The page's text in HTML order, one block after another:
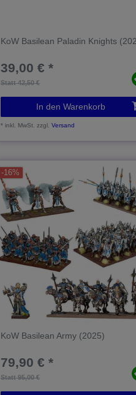
KoW Basilean Paladin Knights
Statt 42,50 €
39,00 € *
In den Warenkorb
*inkl. MwSt. zzgl.Versand
-16%
KoW Basilean Army (2025)
Statt 95,00 €
79,90 € *